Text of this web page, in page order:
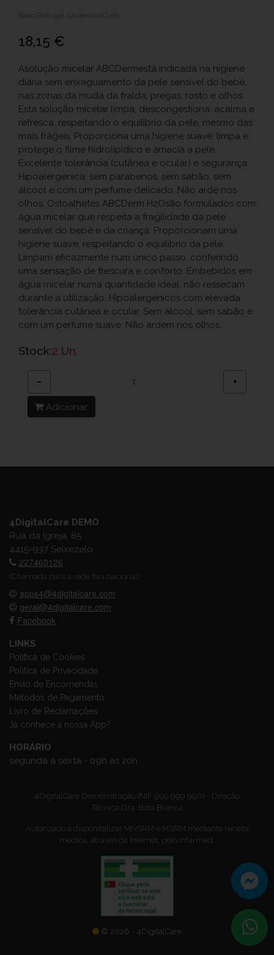
Naos Portugal, Unipessoal Lda.
18,15 €
Asolução micelar ABCDermestá indicada na higiene
diária sem enxaguamento da pele sensível do bebé,
nas zonas da muda da fralda, pregas, rosto e olhos.
Esta solução micelar limpa, descongestiona, acalma e
refresca, respeitando o equilíbrio da pele, mesmo das
mais frágeis. Proporciona uma higiene suave: limpa e
protege o filme hidrolipídico e amacia a pele.
Excelente tolerância (cutânea e ocular) e segurança.
Hipoalergénica, sem parabenos, sem sabão, sem
álcool e com um perfume delicado. Não arde nos
olhos. Ostoalhetes ABCDerm H2Osão formulados com
água micelar que respeita a fragilidade da pele
sensível do bebé e da criança. Proporcionam uma
higiene suave, respeitando o equilibrio da pele.
Limpam eficazmente num único passo, conferindo
uma sensação de frescura e conforto. Embebidos em
água micelar numa quantidade ideal, não ressecam
durante a utilização. Hipoalergénicos com elevada
tolerância cutânea e ocular. Sem alcool, sem sabão e
com um perfume suave. Não ardem nos olhos.
Stock:2 Un.
− +
Adicionar
4DigitalCare DEMO
Rua da Igreja, 85
4415-937 Seixezelo
227460126
(Chamada para a rede fixa nacional)
apps4@4digitalcare.com
geral@4digitalcare.com
Facebook
LINKS
Política de Cookies
Política de Privacidade
Envio de Encomendas
Métodos de Pagamento
Livro de Reclamações
Já conhece a nossa App?
HORÁRIO
segunda a sexta - 09h às 20h
4DigitalCare Demonstração (NIF 999 999 990) - Direção
Técnica Dra. Bata Branca
Autorizado a disponibilizar MNSRM e MSRM mediante receita
médica, através da Internet, pelo Infarmed.
© 2026 - 4DigitalCare